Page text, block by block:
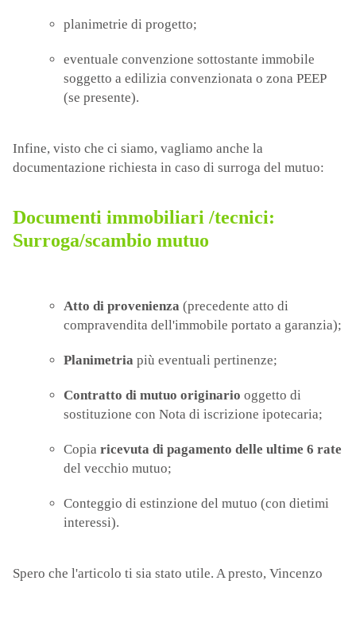
planimetrie di progetto;
eventuale convenzione sottostante immobile
soggetto a edilizia convenzionata o zona PEEP
(se presente).
Infine, visto che ci siamo, vagliamo anche la
documentazione richiesta in caso di surroga del mutuo:
Documenti immobiliari /tecnici:
Surroga/scambio mutuo
Atto di provenienza (precedente atto di
compravendita dell'immobile portato a garanzia);
Planimetria più eventuali pertinenze;
Contratto di mutuo originario oggetto di
sostituzione con Nota di iscrizione ipotecaria;
Copia ricevuta di pagamento delle ultime 6 rate
del vecchio mutuo;
Conteggio di estinzione del mutuo (con dietimi
interessi).
Spero che l'articolo ti sia stato utile. A presto, Vincenzo